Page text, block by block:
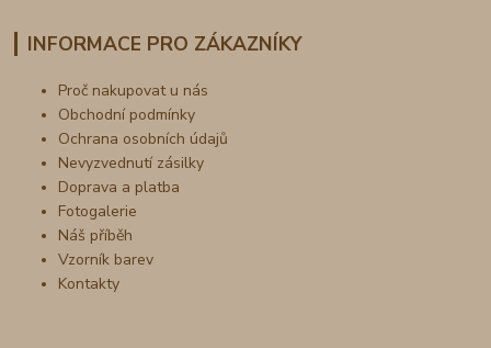
INFORMACE PRO ZÁKAZNÍKY
Proč nakupovat u nás
Obchodní podmínky
Ochrana osobních údajů
Nevyzvednutí zásilky
Doprava a platba
Fotogalerie
Náš příběh
Vzorník barev
Kontakty